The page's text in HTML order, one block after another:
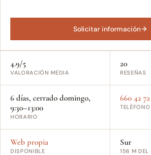
Solicitar información
4.9/5
VALORACIÓN MEDIA
20
RESEÑAS
6 días, cerrado domingo,
9:30–13:00
HORARIO
660 42
TELÉFONO
Web propia
DISPONIBLE
Sur
156 M DEL